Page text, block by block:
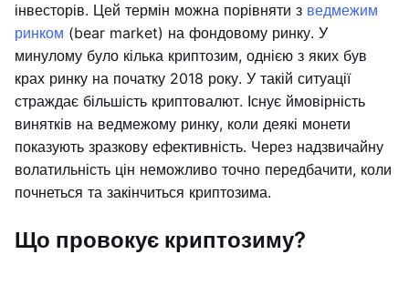
інвесторів. Цей термін можна порівняти з ведмежим
ринком (bear market) на фондовому ринку. У
минулому було кілька криптозим, однією з яких був
крах ринку на початку 2018 року. У такій ситуації
страждає більшість криптовалют. Існує ймовірність
винятків на ведмежому ринку, коли деякі монети
показують зразкову ефективність. Через надзвичайну
волатильність цін неможливо точно передбачити, коли
почнеться та закінчиться криптозима.
Що провокує криптозиму?